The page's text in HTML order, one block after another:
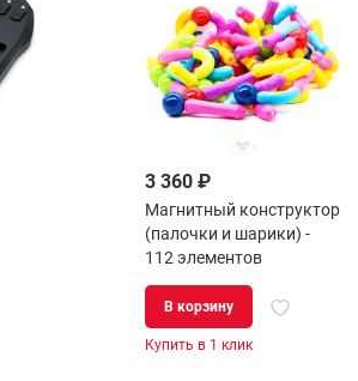
3 360 ₽
Магнитный конструктор
(палочки и шарики) -
112 элементов
В корзину
Купить в 1 клик